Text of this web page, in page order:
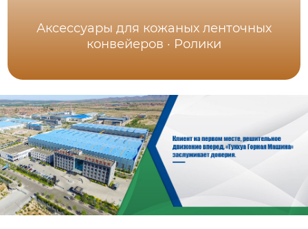
Аксессуары для кожаных ленточных
конвейеров · Ролики